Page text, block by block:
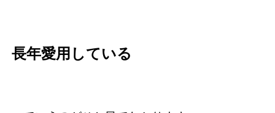
長年愛用している